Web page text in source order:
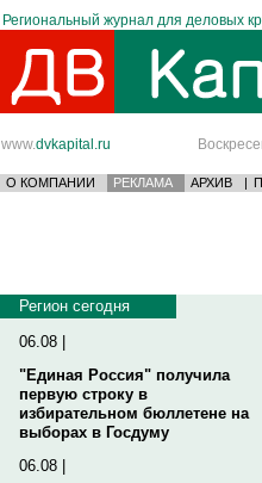
Региональный журнал для деловых
www.dvkapital.ru
О КОМПАНИИ РЕКЛАМА АРХИВ |
Регион сегодня
06.08 |
"Единая Россия" получила
первую строку в
избирательном бюллетене на
выборах в Госдуму
06.08 |